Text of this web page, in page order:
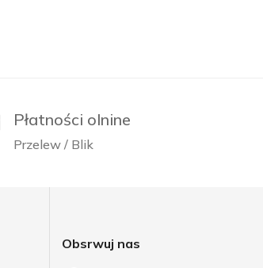
Płatności olnine
Przelew / Blik
Obsrwuj nas